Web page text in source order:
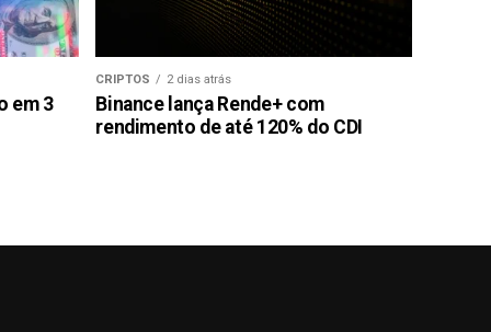
em 3
CRIPTOS 2 dias atrás
Binance lança Rende+ com
rendimento de até 120% do CDI